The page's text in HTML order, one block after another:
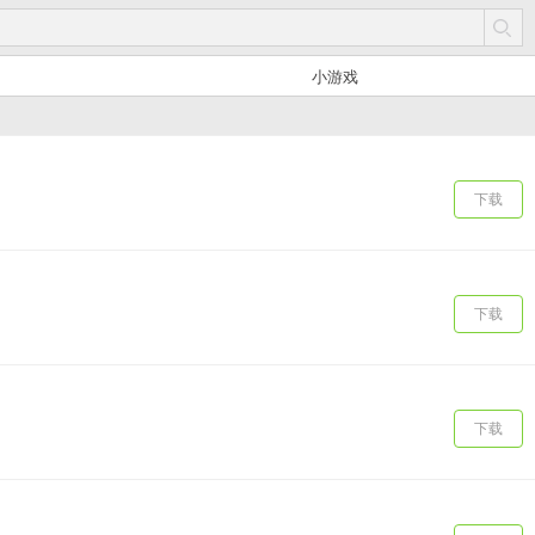
小游戏
下载
下载
下载